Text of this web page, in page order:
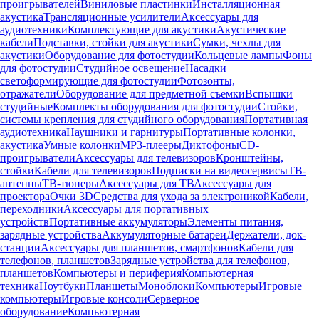
проигрывателейВиниловые пластинкиИнсталляционная
акустикаТрансляционные усилителиАксессуары для
аудиотехникиКомплектующие для акустикиАкустические
кабелиПодставки, стойки для акустикиСумки, чехлы для
акустикиОборудование для фотостудииКольцевые лампыФоны
для фотостудииСтудийное освещениеНасадки
светоформирующие для фотостудииФотозонты,
отражателиОборудование для предметной съемкиВспышки
студийныеКомплекты оборудования для фотостудииСтойки,
системы крепления для студийного оборудованияПортативная
аудиотехникаНаушники и гарнитурыПортативные колонки,
акустикаУмные колонкиMP3-плеерыДиктофоныCD-
проигрывателиАксессуары для телевизоровКронштейны,
стойкиКабели для телевизоровПодписки на видеосервисыТВ-
антенныТВ-тюнерыАксессуары для ТВАксессуары для
проектораОчки 3DСредства для ухода за электроникойКабели,
переходникиАксессуары для портативных
устройствПортативные аккумуляторыЭлементы питания,
зарядные устройстваАккумуляторные батареиДержатели, док-
станцииАксессуары для планшетов, смартфоновКабели для
телефонов, планшетовЗарядные устройства для телефонов,
планшетовКомпьютеры и периферияКомпьютерная
техникаНоутбукиПланшетыМоноблокиКомпьютерыИгровые
компьютерыИгровые консолиСерверное
оборудованиеКомпьютерная